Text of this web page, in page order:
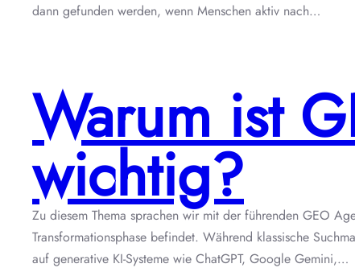
dann gefunden werden, wenn Menschen aktiv nach…
Warum ist
wichtig?
Zu diesem Thema sprachen wir mit der führenden GEO
Transformationsphase befindet. Während klassische
auf generative KI-Systeme wie ChatGPT, Google Gemini,…